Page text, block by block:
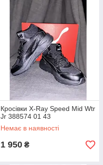
Кросівки X-Ray Speed Mid Wtr
Jr 388574 01 43
Немає в наявності
1 950 ₴